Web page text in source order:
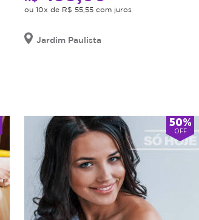
ou 10x de R$ 55,55 com juros
Jardim Paulista
50%
OFF